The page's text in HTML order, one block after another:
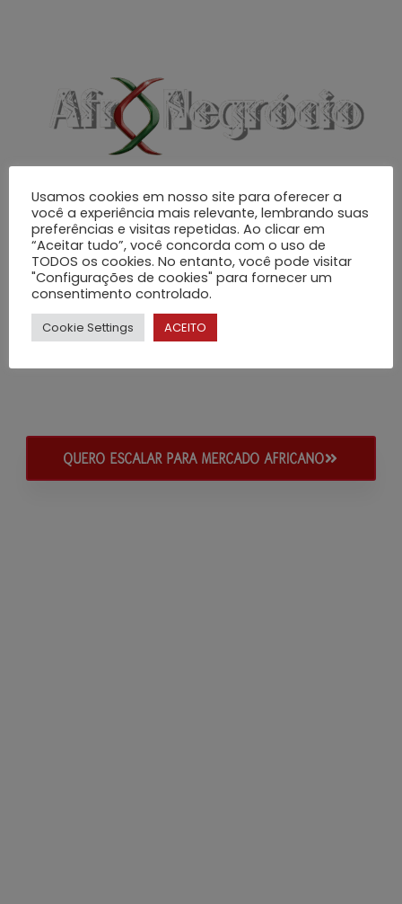
Afro Negrócioé uma
solução 360° voltada ao
empreendedorismo afro,
atuando como o braço
estratégico oficial da
Câmara de Comércio
Angola-Brasil.
QUERO ESCALAR PARA MERCADO AFRICANO
Usamos cookies em nosso site para oferecer a
você a experiência mais relevante, lembrando suas
preferências e visitas repetidas. Ao clicar em
“Aceitar tudo”, você concorda com o uso de
TODOS os cookies. No entanto, você pode visitar
"Configurações de cookies" para fornecer um
consentimento controlado.
Cookie Settings ACEITO